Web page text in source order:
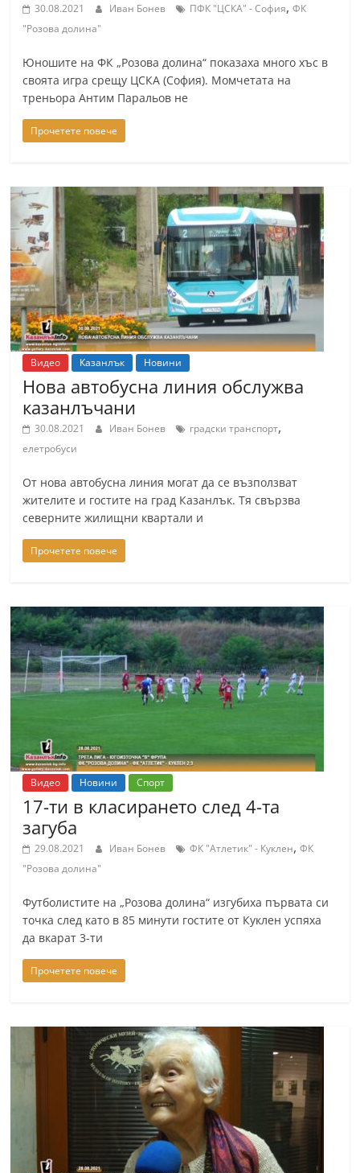
30.08.2021 Иван Бонев ПФК "ЦСКА" - София,ФК
"Розова долина"
Юношите на ФК „Розова долина“ показаха много хъс в
своята игра срещу ЦСКА (София). Момчетата на
треньора Антим Паральов не
Прочетете повече
Видео Казанлък Новини
Нова автобусна линия обслужва
казанлъчани
30.08.2021 Иван Бонев градски транспорт,
елетробуси
От нова автобусна линия могат да се възползват
жителите и гостите на град Казанлък. Тя свързва
северните жилищни квартали и
Прочетете повече
Видео Новини Спорт
17-ти в класирането след 4-та
загуба
29.08.2021 Иван Бонев ФК "Атлетик" - Куклен,ФК
"Розова долина"
Футболистите на „Розова долина“ изгубиха първата си
точка след като в 85 минути гостите от Куклен успяха
да вкарат 3-ти
Прочетете повече